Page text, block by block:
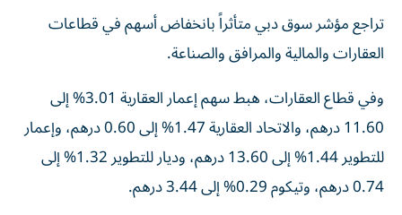
تراجع مؤشر سوق دبي متأثراً بانخفاض أسهم في قطاعات
العقارات والمالية والمرافق والصناعة.
وفي قطاع العقارات، هبط سهم إعمار العقارية 3.01% إلى
11.60 درهم، والاتحاد العقارية 1.47% إلى 0.60 درهم، وإعمار
للتطوير 1.44% إلى 13.60 درهم، وديار للتطوير 1.32% إلى
0.74 درهم، وتيكوم 0.29% إلى 3.44 درهم.